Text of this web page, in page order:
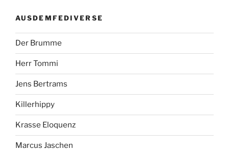
AUSDEMFEDIVERSE
Der Brumme
Herr Tommi
Jens Bertrams
Killerhippy
Krasse Eloquenz
Marcus Jaschen